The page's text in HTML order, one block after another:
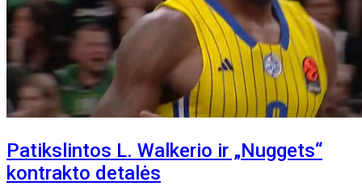
Patikslintos L. Walkerio ir „Nuggets“
kontrakto detalės